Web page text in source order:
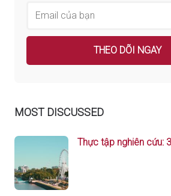
MOST DISCUSSED
Thực tập nghiên cứu: